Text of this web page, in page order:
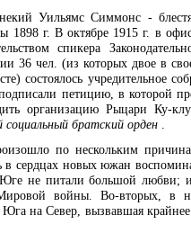
Уильямс Симмонс -
1898 г. В октябре 1915 г. в
спикера
36 чел. (из которых двое в
состоялось учредительное
петицию, в которой
организацию Рыцари Ку-
братский орден
по нескольким
в сердцах новых южан
не питали большой любви;
войны. Во-вторых, в
Юга на Север, вызвавшая